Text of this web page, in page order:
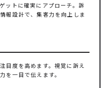
ットに確実にアプローチ。訴
報設計で、集客力を向上しま
目度を高めます。視覚に訴え
を一目で伝えます。